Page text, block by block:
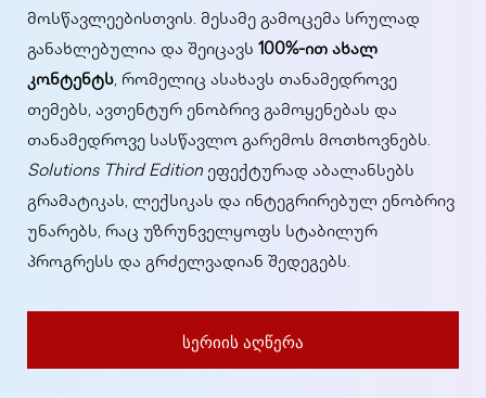
მოსწავლეებისთვის. მესამე გამოცემა სრულად
განახლებულია და შეიცავს 100%-ით ახალ
კონტენტს, რომელიც ასახავს თანამედროვე
თემებს, ავთენტურ ენობრივ გამოყენებას და
თანამედროვე სასწავლო გარემოს მოთხოვნებს.
Solutions Third Edition ეფექტურად აბალანსებს
გრამატიკას, ლექსიკას და ინტეგრირებულ ენობრივ
უნარებს, რაც უზრუნველყოფს სტაბილურ
პროგრესს და გრძელვადიან შედეგებს.
სერიის აღწერა